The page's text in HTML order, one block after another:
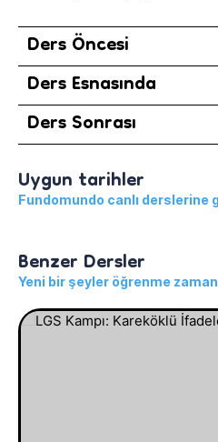
Ders Öncesi
Ders Esnasında
Ders Sonrası
Uygun tarihler
Fundomundo canlı derslerine
Benzer Dersler
Yeni bir şeyler öğrenme